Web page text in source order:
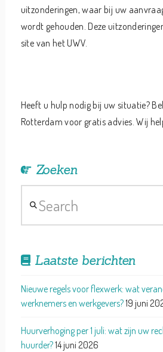
uitzonderingen, waar bij uw
wordt gehouden. Deze
site van het UWV.
Heeft u hulp nodig bij uw situatie?
Rotterdam voor gratis advies. Wij
Zoeken
Laatste berichten
Nieuwe regels voor flexwerk: wat
werknemers en werkgevers?19 juni
Huurverhoging per 1 juli: wat zijn uw
huurder?14 juni 2026